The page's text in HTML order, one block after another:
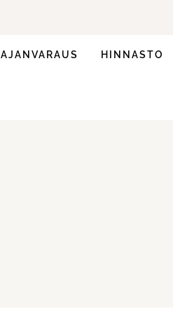
AJANVARAUS HINNASTO